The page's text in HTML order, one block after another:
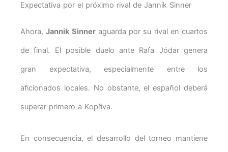
Expectativa por el próximo rival de Jannik Sinner
Ahora,Jannik Sinneraguarda por su rival en cuartos
de final. El posible duelo ante Rafa Jódar genera
gran expectativa, especialmente entre los
aficionados locales. No obstante, el español deberá
superar primero a Kopřiva.
En consecuencia, el desarrollo del torneo mantiene